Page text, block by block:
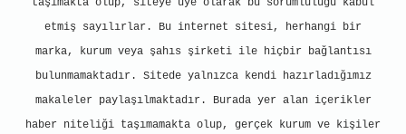
taşımakta olup, siteye üye olarak bu sorumluluğu kabul
etmiş sayılırlar. Bu internet sitesi, herhangi bir
marka, kurum veya şahıs şirketi ile hiçbir bağlantısı
bulunmamaktadır. Sitede yalnızca kendi hazırladığımız
makaleler paylaşılmaktadır. Burada yer alan içerikler
haber niteliği taşımamakta olup, gerçek kurum ve kişiler